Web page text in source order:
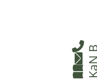


